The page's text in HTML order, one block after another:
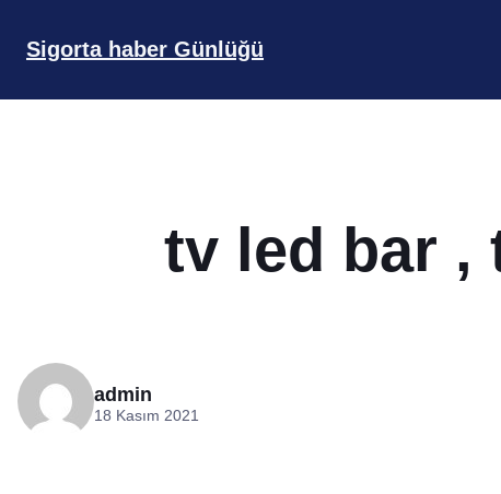
Sigorta haber Günlüğü
tv led bar ,
admin
18 Kasım 2021